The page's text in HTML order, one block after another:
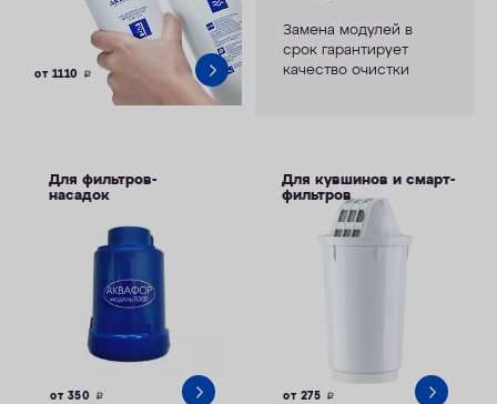
от 1110 руб.
Замена модулей в
срок гарантирует
качество очистки
Для фильтров-
насадок
от 350 руб.
Для кувшинов и смарт-
фильтров
от 275 руб.